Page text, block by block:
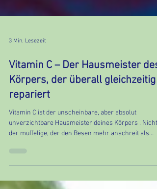
3 Min. Lesezeit
Vitamin C – Der Hausmeister des
Körpers, der überall gleichzeitig
repariert
Vitamin C ist der unscheinbare, aber absolut
benutzt – sondern der hyperkompetente Typ, der
Werkzeugkoffer, Kaffeebecher und dem Talent, jedes